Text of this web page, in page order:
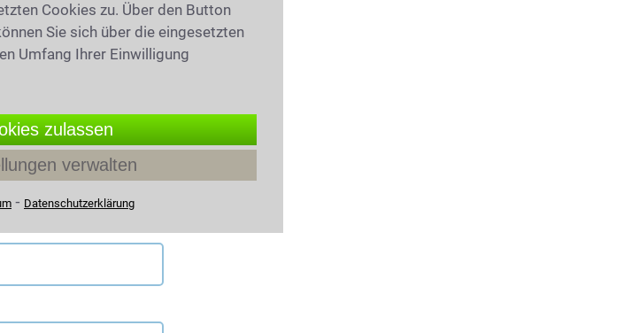
Cookies zu. Über den Button
Sie sich über die eingesetzten
Umfang Ihrer Einwilligung
zulassen
verwalten
⁃ Datenschutzerklärung